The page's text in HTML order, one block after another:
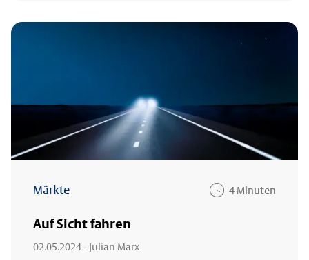
Märkte 4 Minuten
Auf Sicht fahren
02.05.2024- Julian Marx